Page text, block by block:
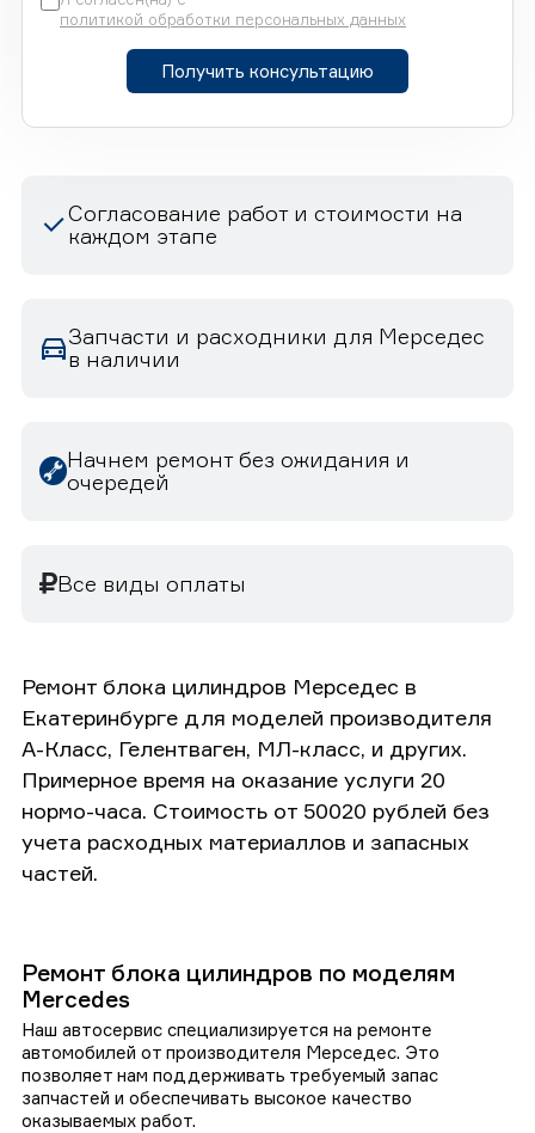
политикой обработки персональных данных
Получить консультацию
Согласование работ и стоимости на
каждом этапе
Запчасти и расходники для Мерседес
в наличии
Начнем ремонт без ожидания и
очередей
Все виды оплаты
Ремонт блока цилиндров Мерседес в
Екатеринбурге для моделей производителя
А-Класс, Гелентваген, МЛ-класс, и других.
Примерное время на оказание услуги 20
нормо-часа. Стоимость от 50020 рублей без
учета расходных материаллов и запасных
частей.
Ремонт блока цилиндров по моделям
Mercedes
Наш автосервис специализируется на ремонте
автомобилей от производителя Мерседес. Это
позволяет нам поддерживать требуемый запас
запчастей и обеспечивать высокое качество
оказываемых работ.